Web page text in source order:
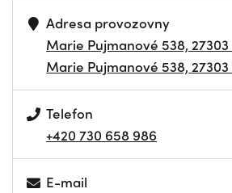
Adresa provozovny
Marie Pujmanové 538,
Marie Pujmanové 538,
Telefon
+420 730 658 986
E-mail